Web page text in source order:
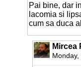
Pai bine, dar
lacomia si
cum sa duca
Mircea
Monday,